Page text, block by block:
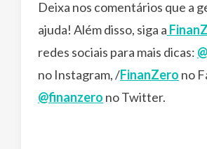
Deixa nos comentários que a
ajuda! Além disso, siga a
redes sociais para mais dicas:
no Instagram, /FinanZero no
@finanzero no Twitter.